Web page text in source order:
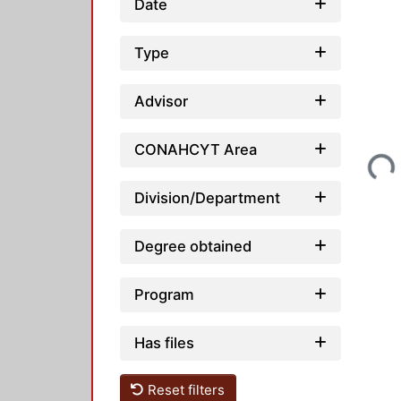
Date
Type
Advisor
CONAHCYT Area
Division/Department
Degree obtained
Program
Has files
Reset filters
Loading...